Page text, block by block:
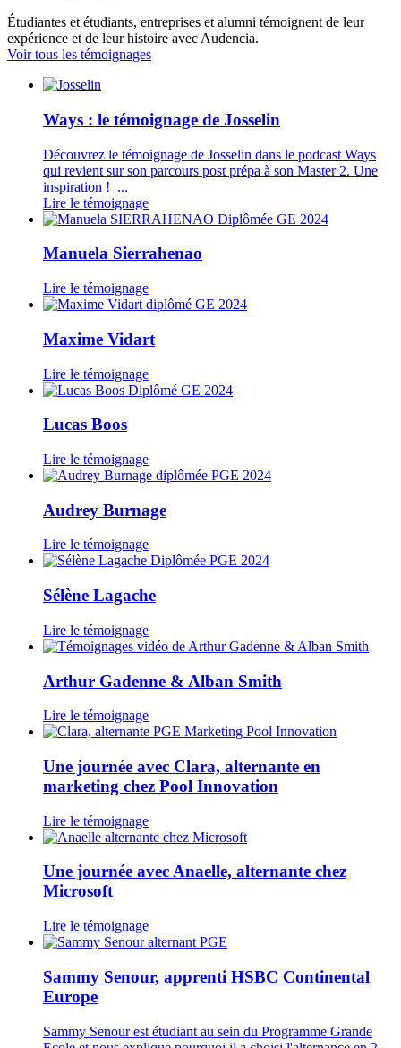
Étudiantes et étudiants, entreprises et alumni témoignent de leur
expérience et de leur histoire avec Audencia.
Voir tous les témoignages
Ways : le témoignage de Josselin
Découvrez le témoignage de Josselin dans le podcast Ways
qui revient sur son parcours post prépa à son Master 2. Une
inspiration ! ...
Lire le témoignage
Manuela Sierrahenao
Lire le témoignage
Maxime Vidart
Lire le témoignage
Lucas Boos
Lire le témoignage
Audrey Burnage
Lire le témoignage
Sélène Lagache
Lire le témoignage
Arthur Gadenne & Alban Smith
Lire le témoignage
Une journée avec Clara, alternante en
marketing chez Pool Innovation
Lire le témoignage
Une journée avec Anaelle, alternante chez
Microsoft
Lire le témoignage
Sammy Senour, apprenti HSBC Continental
Europe
Sammy Senour est étudiant au sein du Programme Grande